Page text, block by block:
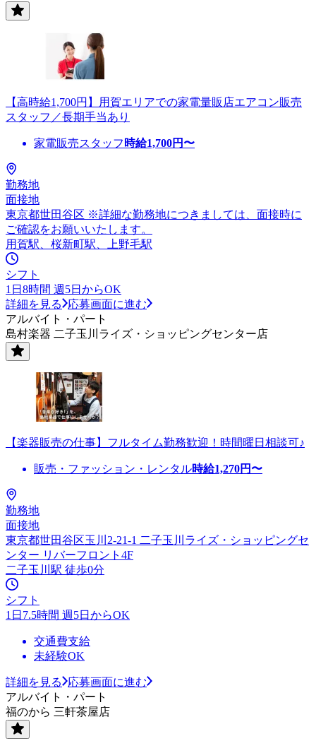
【高時給1,700円】用賀エリアでの家電量販店エアコン販売
スタッフ／長期手当あり
家電販売スタッフ 時給1,700円〜
勤務地
面接地
東京都世田谷区 ※詳細な勤務地につきましては、面接時に
ご確認をお願いいたします。
用賀駅、桜新町駅、上野毛駅
シフト
1日8時間 週5日からOK
詳細を見る
応募画面に進む
アルバイト・パート
島村楽器 二子玉川ライズ・ショッピングセンター店
【楽器販売の仕事】フルタイム勤務歓迎！時間曜日相談可♪
販売・ファッション・レンタル時給1,270円〜
勤務地
面接地
東京都世田谷区玉川2-21-1 二子玉川ライズ・ショッピングセ
ンター リバーフロント4F
二子玉川駅 徒歩0分
シフト
1日7.5時間 週5日からOK
交通費支給
未経験OK
詳細を見る
応募画面に進む
アルバイト・パート
福のから 三軒茶屋店